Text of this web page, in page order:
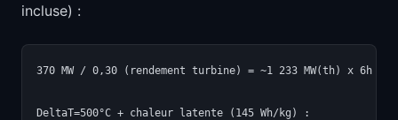
incluse) :
370 MW / 0,30 (rendement turbine) = ~1 233 MW(th) x 6h =
DeltaT=500°C + chaleur latente (145 Wh/kg) :